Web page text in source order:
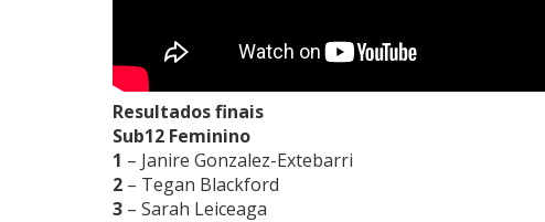
Resultados finais
Sub12 Feminino
1 – Janire Gonzalez-Extebarri
2 – Tegan Blackford
3 – Sarah Leiceaga